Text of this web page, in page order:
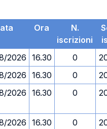
Ora
N.
iscrizioni
2026 16.30 0
2026 16.30 0
2026 16.30 0
2026 16.30 0